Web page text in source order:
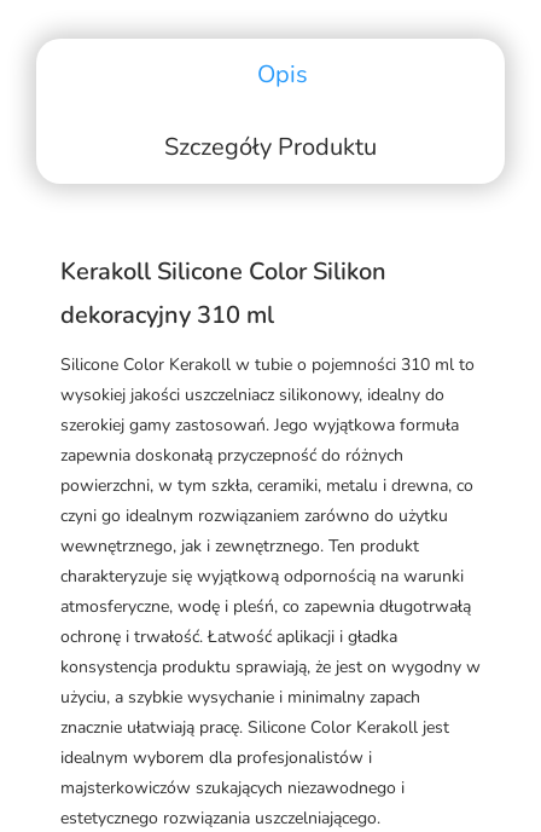
Opis
Szczegóły Produktu
Kerakoll Silicone Color Silikon
dekoracyjny 310 ml
Silicone Color Kerakoll w tubie o pojemności 310 ml to
wysokiej jakości uszczelniacz silikonowy, idealny do
szerokiej gamy zastosowań. Jego wyjątkowa formuła
zapewnia doskonałą przyczepność do różnych
powierzchni, w tym szkła, ceramiki, metalu i drewna, co
czyni go idealnym rozwiązaniem zarówno do użytku
wewnętrznego, jak i zewnętrznego. Ten produkt
charakteryzuje się wyjątkową odpornością na warunki
atmosferyczne, wodę i pleśń, co zapewnia długotrwałą
ochronę i trwałość. Łatwość aplikacji i gładka
konsystencja produktu sprawiają, że jest on wygodny w
użyciu, a szybkie wysychanie i minimalny zapach
znacznie ułatwiają pracę. Silicone Color Kerakoll jest
idealnym wyborem dla profesjonalistów i
majsterkowiczów szukających niezawodnego i
estetycznego rozwiązania uszczelniającego.